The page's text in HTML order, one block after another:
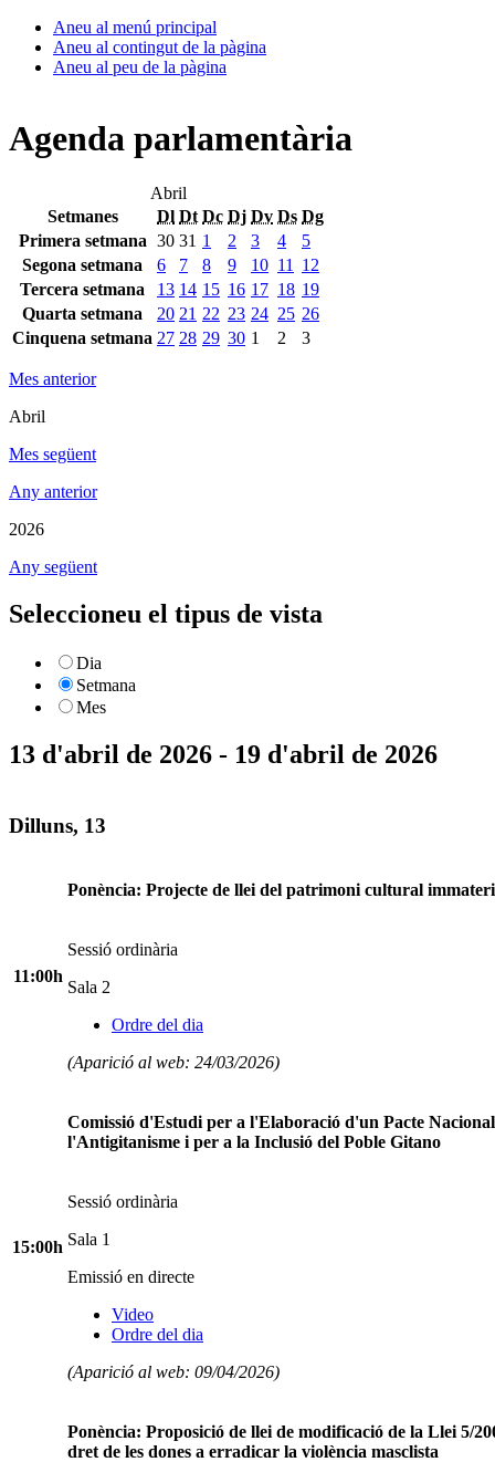
Aneu al menú principal
Aneu al contingut de la pàgina
Aneu al peu de la pàgina
Agenda parlamentària
Abril
Setmanes
Dl Dt Dc Dj Dv Ds Dg
Primera setmana 30 31 1 2 3 4
5
Segona setmana
6 7 8 9 10 11
12
Tercera setmana
13 14 15 16 17 18 19
Quarta setmana
20 21 22 23 24 25 26
Cinquena setmana 27 28 29 30 1 2 3
Mes anterior
Abril
Mes següent
Any anterior
2026
Any següent
Seleccioneu el tipus de vista
Dia
Setmana
Mes
13 d'abril de 2026 - 19 d'abril de 2026
Dilluns, 13
11:00h
Ponència: Projecte de llei del patrimoni cultural
Sessió ordinària
Sala 2
Ordre del dia
(Aparició al web: 24/03/2026)
15:00h
Comissió d'Estudi per a l'Elaboració d'un Pacte
l'Antigitanisme i per a la Inclusió del Poble Gitano
Sessió ordinària
Sala 1
Emissió en directe
Video
Ordre del dia
(Aparició al web: 09/04/2026)
Ponència: Proposició de llei de modificació de la Llei 5/
dret de les dones a erradicar la violència masclista